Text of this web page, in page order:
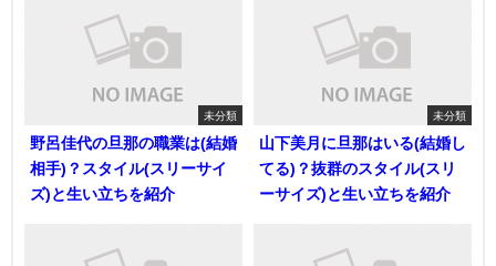
未分類
野呂佳代の旦那の職業は(結婚
相手)？スタイル(スリーサイ
ズ)と生い立ちを紹介
未分類
山下美月に旦那はいる(結婚し
てる)？抜群のスタイル(スリ
ーサイズ)と生い立ちを紹介